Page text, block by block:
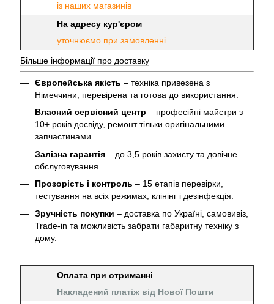
із наших магазинів
На адресу кур'єром
уточнюємо при замовленні
Більше інформації про доставку
Європейська якість – техніка привезена з
Німеччини, перевірена та готова до використання.
Власний сервісний центр – професійні майстри з
10+ років досвіду, ремонт тільки оригінальними
запчастинами.
Залізна гарантія – до 3,5 років захисту та довічне
обслуговування.
Прозорість і контроль – 15 етапів перевірки,
тестування на всіх режимах, клінінг і дезінфекція.
Зручність покупки – доставка по Україні, самовивіз,
Trade-in та можливість забрати габаритну техніку з
дому.
Оплата при отриманні
Накладений платіж від Нової Пошти